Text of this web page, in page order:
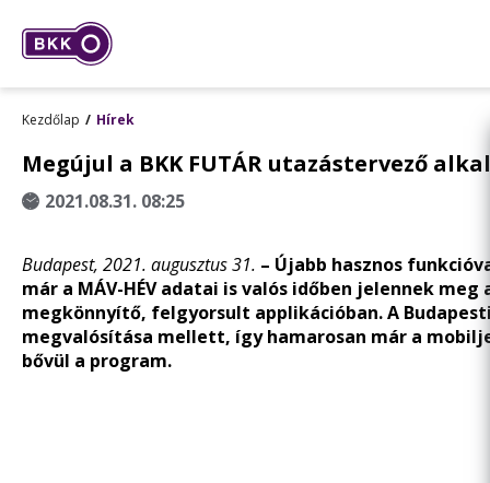
Kezdőlap Hírek
Megújul a BKK FUTÁR utazástervező
2021.08.31. 08:25
Budapest, 2021. augusztus 31. – Újabb hasznos
már a MÁV-HÉV adatai is valós időben jelennek
megkönnyítő, felgyorsult applikációban. A
megvalósítása mellett, így hamarosan már a
bővül a program.